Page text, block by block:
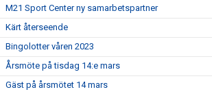
M21 Sport Center ny samarbetspartner
Kärt återseende
Bingolotter våren 2023
Årsmöte på tisdag 14:e mars
Gäst på årsmötet 14 mars